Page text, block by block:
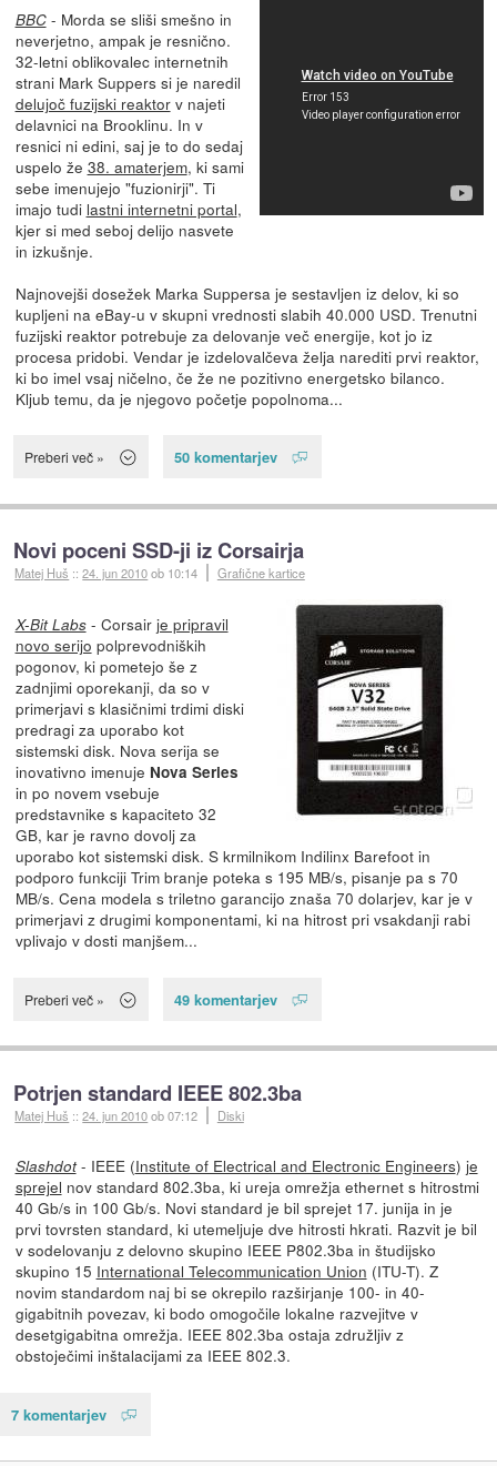
BBC- Morda se sliši smešno in
neverjetno, ampak je resnično.
32-letni oblikovalec internetnih
strani Mark Suppers si je naredil
delujoč fuzijski reaktorv najeti
delavnici na Brooklinu. In v
resnici ni edini, saj je to do sedaj
uspelo že 38. amaterjem, ki sami
sebe imenujejo "fuzionirji". Ti
imajo tudi lastni internetni portal,
kjer si med seboj delijo nasvete
in izkušnje.
Najnovejši dosežek Marka Suppersa je sestavljen iz delov, ki so
kupljeni na eBay-u v skupni vrednosti slabih 40.000 USD. Trenutni
fuzijski reaktor potrebuje za delovanje več energije, kot jo iz
procesa pridobi. Vendar je izdelovalčeva želja narediti prvi reaktor,
ki bo imel vsaj ničelno, če že ne pozitivno energetsko bilanco.
Kljub temu, da je njegovo početje popolnoma...
Preberi več » 50 komentarjev
Novi poceni SSD-ji iz Corsairja
Matej Huš ::24. jun 2010ob 10:14 Grafične kartice
X-Bit Labs- Corsair je pripravil
novo serijo polprevodniških
pogonov, ki pometejo še z
zadnjimi oporekanji, da so v
primerjavi s klasičnimi trdimi diski
predragi za uporabo kot
sistemski disk. Nova serija se
inovativno imenuje Nova Series
in po novem vsebuje
predstavnike s kapaciteto 32
GB, kar je ravno dovolj za
uporabo kot sistemski disk. S krmilnikom Indilinx Barefoot in
podporo funkciji Trim branje poteka s 195 MB/s, pisanje pa s 70
MB/s. Cena modela s triletno garancijo znaša 70 dolarjev, kar je v
primerjavi z drugimi komponentami, ki na hitrost pri vsakdanji rabi
vplivajo v dosti manjšem...
Preberi več » 49 komentarjev
Potrjen standard IEEE 802.3ba
Matej Huš ::24. jun 2010ob 07:12 Diski
Slashdot- IEEE (Institute of Electrical and Electronic Engineers) je
sprejel nov standard 802.3ba, ki ureja omrežja ethernet s hitrostmi
40 Gb/s in 100 Gb/s. Novi standard je bil sprejet 17. junija in je
prvi tovrsten standard, ki utemeljuje dve hitrosti hkrati. Razvit je bil
v sodelovanju z delovno skupino IEEE P802.3ba in študijsko
skupino 15 International Telecommunication Union (ITU-T). Z
novim standardom naj bi se okrepilo razširjanje 100- in 40-
gigabitnih povezav, ki bodo omogočile lokalne razvejitve v
desetgigabitna omrežja. IEEE 802.3ba ostaja združljiv z
obstoječimi inštalacijami za IEEE 802.3.
7 komentarjev